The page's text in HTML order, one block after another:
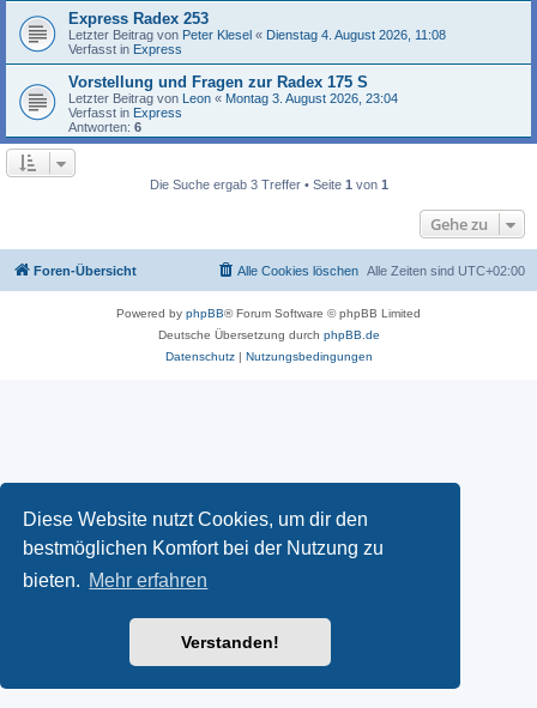
Diese Website nutzt Cookies, um dir den
bestmöglichen Komfort bei der Nutzung zu
bieten. Mehr erfahren
Verstanden!
Express Radex 253
Letzter Beitrag von Peter Klesel « Dienstag 4. August 2026, 11:08
Verfasst in Express
Vorstellung und Fragen zur Radex 175 S
Letzter Beitrag von Leon « Montag 3. August 2026, 23:04
Verfasst in Express
Antworten: 6
Die Suche ergab 3 Treffer • Seite 1 von 1
Gehe zu
Foren-Übersicht Alle Zeiten sind UTC+02:00
Alle Cookies löschen
Powered by phpBB® Forum Software © phpBB Limited
Deutsche Übersetzung durch phpBB.de
Datenschutz| Nutzungsbedingungen